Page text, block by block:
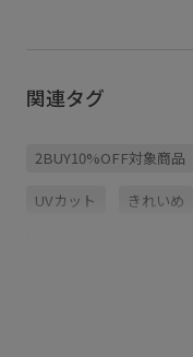
関連タグ
2BUY10%OFF対象商品
UVカット きれいめ